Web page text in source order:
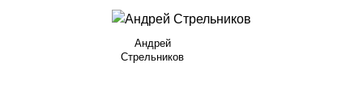
Андрей
Стрельников